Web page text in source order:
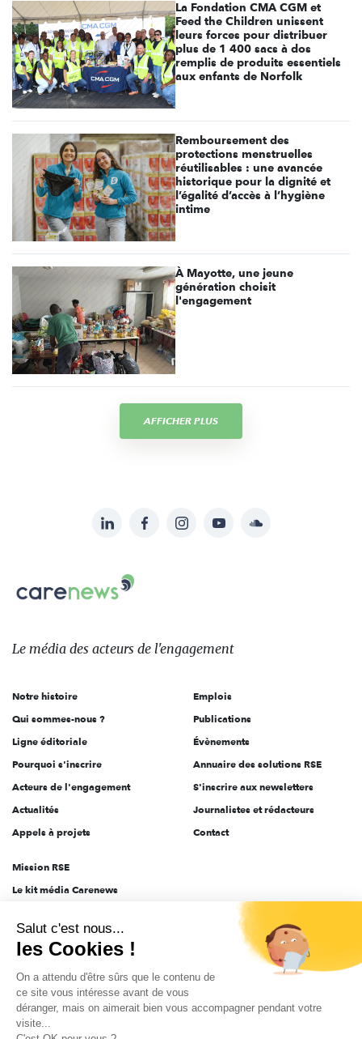
La Fondation CMA CGM et
Feed the Children unissent
leurs forces pour distribuer
plus de 1 400 sacs à dos
remplis de produits essentiels
aux enfants de Norfolk
Remboursement des
protections menstruelles
réutilisables : une avancée
historique pour la dignité et
l’égalité d’accès à l’hygiène
intime
À Mayotte, une jeune
génération choisit
l'engagement
AFFICHER PLUS
sur:
LinkedInFacebookInstagramYouTubeSoundcloud
Le
des
l'engagement
Le média des acteurs de l'engagement
Notre histoire
Qui sommes-nous ?
Ligne éditoriale
Pourquoi s'inscrire
Acteurs de l'engagement
Actualités
Appels à projets
Emplois
Publications
Évènements
Annuaire des solutions RSE
S'inscrire aux newsletters
Journalistes et rédacteurs
Contact
Mission RSE
Le kit média Carenews
AEF info
Novethic
PRODURABLE
Inclusiv Day
Salut c'est nous...
les Cookies !
On a attendu d'être sûrs que le contenu de
ce site vous intéresse avant de vous
déranger, mais on aimerait bien vous accompagner pendant votre
visite...